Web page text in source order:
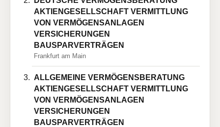
AKTIENGESELLSCHAFT VERMITTLUNG
VON VERMÖGENSANLAGEN
VERSICHERUNGEN
BAUSPARVERTRÄGEN
Frankfurt am Main
ALLGEMEINE VERMÖGENSBERATUNG
AKTIENGESELLSCHAFT VERMITTLUNG
VON VERMÖGENSANLAGEN
VERSICHERUNGEN
BAUSPARVERTRÄGEN